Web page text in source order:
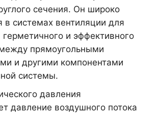
сечения. Он широко
в системах вентиляции для
герметичного и эффективного
прямоугольными
и другими компонентами
системы.
давления
давление воздушного потока